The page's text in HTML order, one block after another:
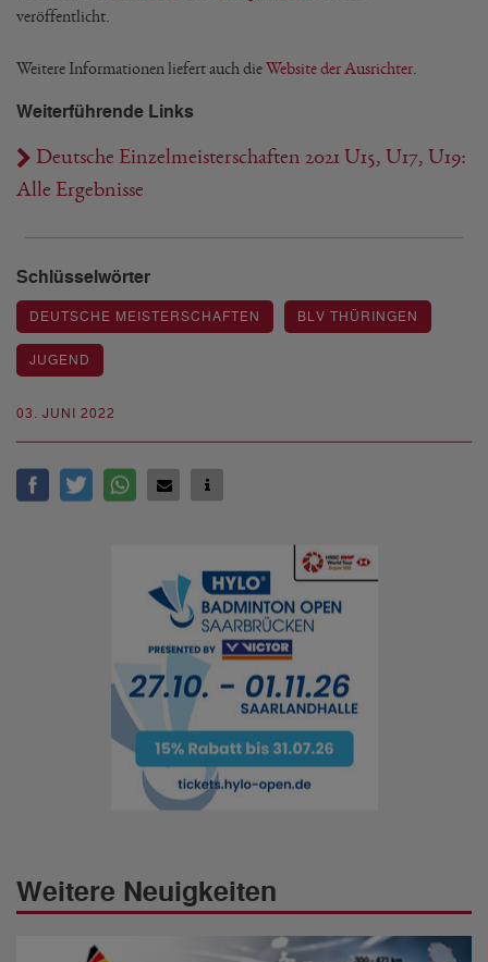
03. JUNI 2022
veröffentlicht.
Weitere Informationen liefert auch dieWebsite der Ausrichter
Weiterführende Links
Deutsche Einzelmeisterschaften 2021 U15, U17, U19:
Alle Ergebnisse
Schlüsselwörter
DEUTSCHE MEISTERSCHAFTEN BLV THÜRINGEN
JUGEND
Weitere Neuigkeiten